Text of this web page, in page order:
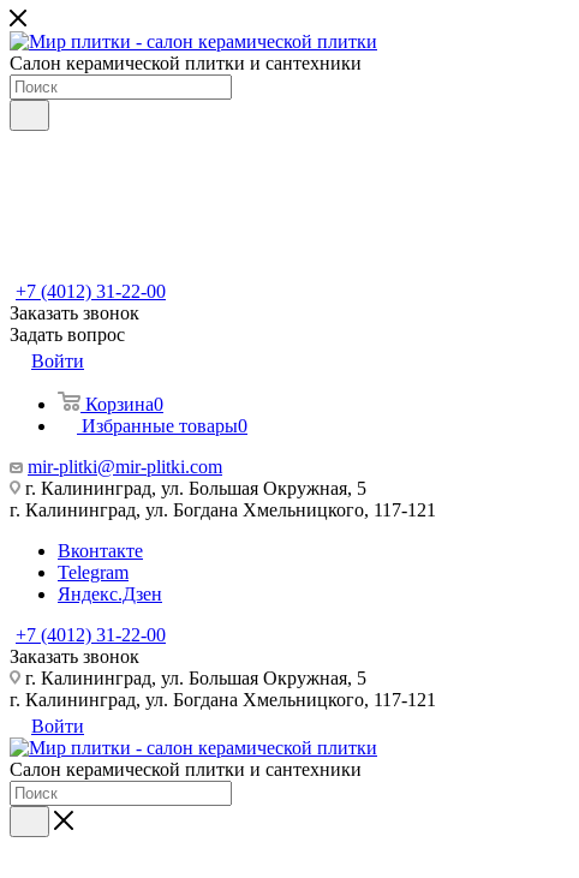
Салон керамической плитки и сантехники
+7 (4012) 31-22-00
Заказать звонок
Задать вопрос
Войти
Корзина0
Избранные товары0
mir-plitki@mir-plitki.com
г. Калининград, ул. Большая Окружная, 5
г. Калининград, ул. Богдана Хмельницкого, 117-121
Вконтакте
Telegram
Яндекс.Дзен
+7 (4012) 31-22-00
Заказать звонок
г. Калининград, ул. Большая Окружная, 5
г. Калининград, ул. Богдана Хмельницкого, 117-121
Войти
Салон керамической плитки и сантехники